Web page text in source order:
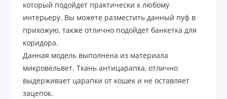
который подойдет практически к любому
интерьеру. Вы можете разместить данный пуф в
прихожую, также отлично подойдет банкетка для
коридора.
Данная модель выполнена из материала
микровельвет. Ткань антицарапка, отлично
выдерживает царапки от кошек и не оставляет
зацепок.